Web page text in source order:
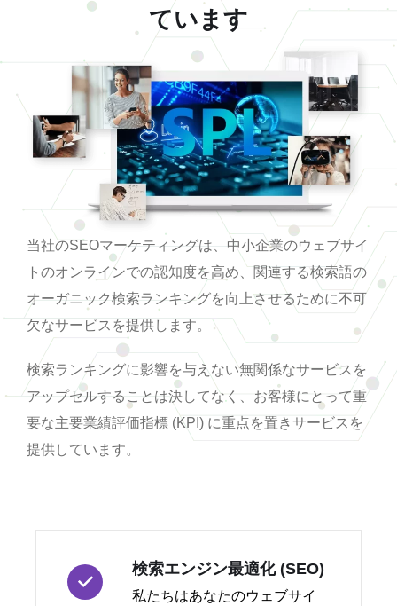
ています
当社のSEOマーケティングは、中小企業のウェブサイ
トのオンラインでの認知度を高め、関連する検索語の
オーガニック検索ランキングを向上させるために不可
欠なサービスを提供します。
検索ランキングに影響を与えない無関係なサービスを
アップセルすることは決してなく、お客様にとって重
要な主要業績評価指標 (KPI) に重点を置きサービスを
提供しています。
検索エンジン最適化 (SEO)
私たちはあなたのウェブサイ